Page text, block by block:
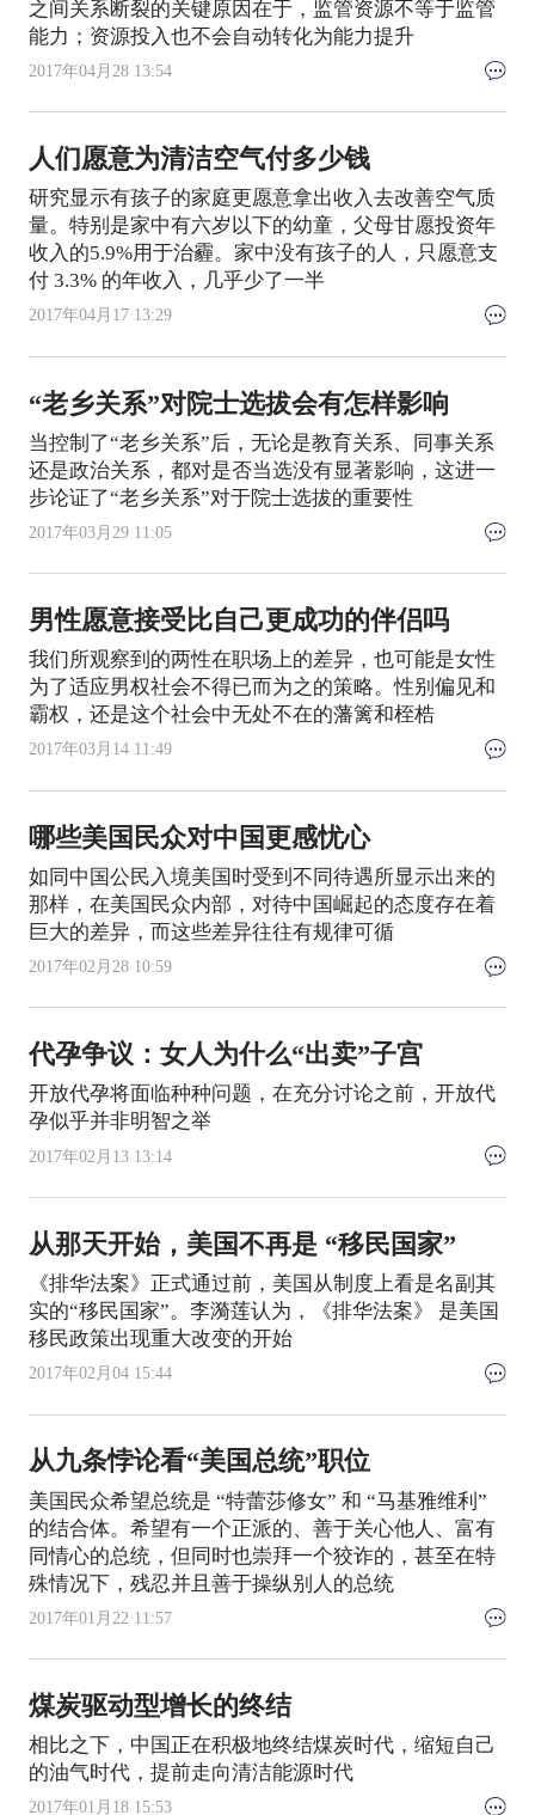
之间关系断裂的关键原因在于，监管资源不等于监管
能力；资源投入也不会自动转化为能力提升
2017年04月28 13:54
人们愿意为清洁空气付多少钱
研究显示有孩子的家庭更愿意拿出收入去改善空气质
量。特别是家中有六岁以下的幼童，父母甘愿投资年
收入的5.9%用于治霾。家中没有孩子的人，只愿意支
付 3.3% 的年收入，几乎少了一半
2017年04月17 13:29
“老乡关系”对院士选拔会有怎样影响
当控制了“老乡关系”后，无论是教育关系、同事关系
还是政治关系，都对是否当选没有显著影响，这进一
步论证了“老乡关系”对于院士选拔的重要性
2017年03月29 11:05
男性愿意接受比自己更成功的伴侣吗
我们所观察到的两性在职场上的差异，也可能是女性
为了适应男权社会不得已而为之的策略。性别偏见和
霸权，还是这个社会中无处不在的藩篱和桎梏
2017年03月14 11:49
哪些美国民众对中国更感忧心
如同中国公民入境美国时受到不同待遇所显示出来的
那样，在美国民众内部，对待中国崛起的态度存在着
巨大的差异，而这些差异往往有规律可循
2017年02月28 10:59
代孕争议：女人为什么“出卖”子宫
开放代孕将面临种种问题，在充分讨论之前，开放代
孕似乎并非明智之举
2017年02月13 13:14
从那天开始，美国不再是 “移民国家”
《排华法案》正式通过前，美国从制度上看是名副其
实的“移民国家”。李漪莲认为，《排华法案》 是美国
移民政策出现重大改变的开始
2017年02月04 15:44
从九条悖论看“美国总统”职位
美国民众希望总统是 “特蕾莎修女” 和 “马基雅维利”
的结合体。希望有一个正派的、善于关心他人、富有
同情心的总统，但同时也崇拜一个狡诈的，甚至在特
殊情况下，残忍并且善于操纵别人的总统
2017年01月22 11:57
煤炭驱动型增长的终结
相比之下，中国正在积极地终结煤炭时代，缩短自己
的油气时代，提前走向清洁能源时代
2017年01月18 15:53